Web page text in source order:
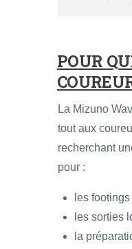
POUR
La Mizuno
tout aux
recherchant
pour :
les
les sorties
la